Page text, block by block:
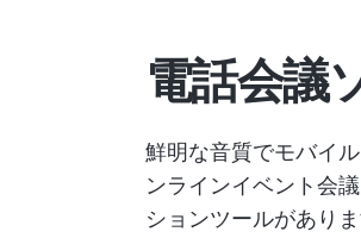
電話会議
鮮明な音質でモバイ
ンラインイベント会
ションツールがあり